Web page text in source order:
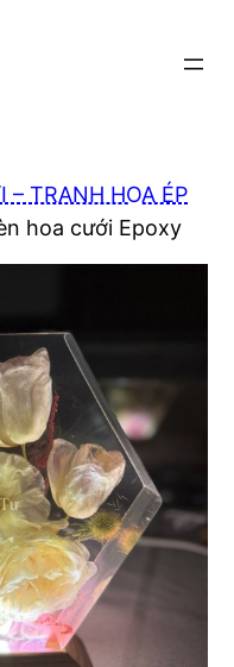
– TRANH HOA ÉP
hoa cưới Epoxy